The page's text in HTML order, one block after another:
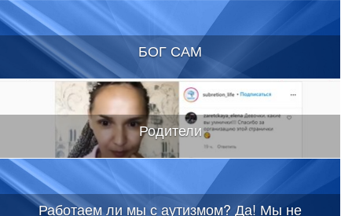
БОГ САМ
Родители
Работаем ли мы с аутизмом? Да! Мы не